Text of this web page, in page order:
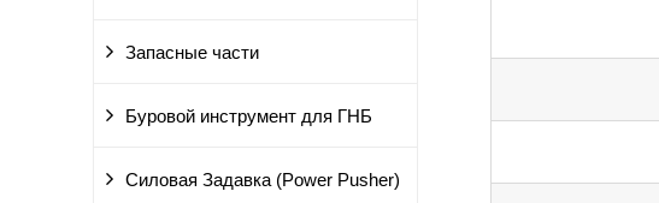
Запасные части
Буровой инструмент для ГНБ
Силовая Задавка (Power Pusher)